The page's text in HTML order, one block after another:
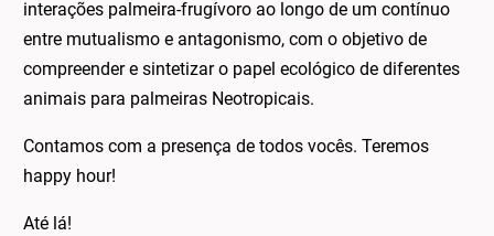
interações palmeira-frugívoro ao longo de um contínuo
entre mutualismo e antagonismo, com o objetivo de
compreender e sintetizar o papel ecológico de diferentes
animais para palmeiras Neotropicais.
Contamos com a presença de todos vocês. Teremos
happy hour!
Até lá!